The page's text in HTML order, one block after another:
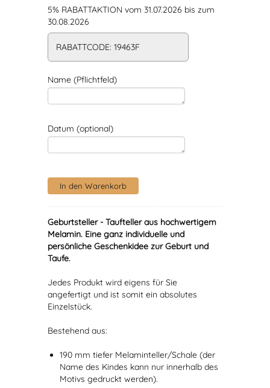
5% RABATTAKTION vom 31.07.2026 bis zum
30.08.2026
RABATTCODE: 19463F
Name (Pflichtfeld)
Datum (optional)
Geburtsteller - Taufteller aus hochwertigem
Melamin. Eine ganz individuelle und
persönliche Geschenkidee zur Geburt und
Taufe.
Jedes Produkt wird eigens für Sie
angefertigt und ist somit ein absolutes
Einzelstück.
Bestehend aus:
190 mm tiefer Melaminteller/Schale (der
Name des Kindes kann nur innerhalb des
Motivs gedruckt werden).